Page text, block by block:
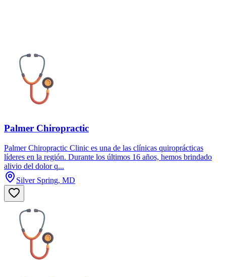
Palmer Chiropractic
Palmer Chiropractic Clinic es una de las clínicas quiroprácticas
líderes en la región. Durante los últimos 16 años, hemos brindado
alivio del dolor q...
Silver Spring, MD